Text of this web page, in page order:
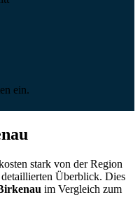
ein.
stark von der Region
Überblick. Dies
im Vergleich zum